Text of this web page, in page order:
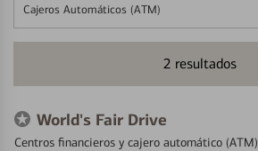
Cajeros Automáticos (ATM)
2 resultados
World's Fair Drive
Centros financieros y cajero automático (ATM)